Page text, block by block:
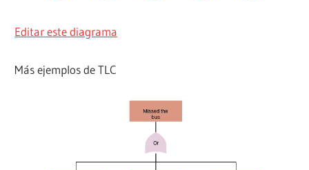
Editar este diagrama
Más ejemplos de TLC